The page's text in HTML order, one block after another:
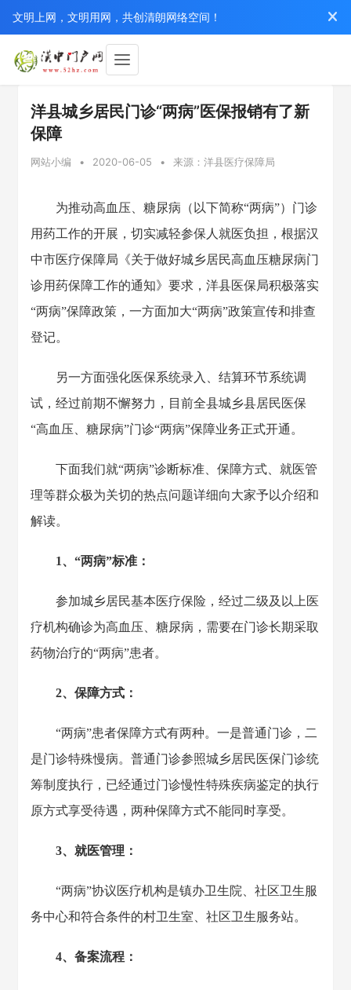
文明上网，文明用网，共创清朗网络空间！
洋县城乡居民门诊“两病”医保报销有了新
保障
网站小编 • 2020-06-05 • 来源：洋县医疗保障局
为推动高血压、糖尿病（以下简称“两病”）门诊
用药工作的开展，切实减轻参保人就医负担，根据汉
中市医疗保障局《关于做好城乡居民高血压糖尿病门
诊用药保障工作的通知》要求，洋县医保局积极落实
“两病”保障政策，一方面加大“两病”政策宣传和排查
登记。
另一方面强化医保系统录入、结算环节系统调
试，经过前期不懈努力，目前全县城乡县居民医保
“高血压、糖尿病”门诊“两病”保障业务正式开通。
下面我们就“两病”诊断标准、保障方式、就医管
理等群众极为关切的热点问题详细向大家予以介绍和
解读。
1、“两病”标准：
参加城乡居民基本医疗保险，经过二级及以上医
疗机构确诊为高血压、糖尿病，需要在门诊长期采取
药物治疗的“两病”患者。
2、保障方式：
“两病”患者保障方式有两种。一是普通门诊，二
是门诊特殊慢病。普通门诊参照城乡居民医保门诊统
筹制度执行，已经通过门诊慢性特殊疾病鉴定的执行
原方式享受待遇，两种保障方式不能同时享受。
3、就医管理：
“两病”协议医疗机构是镇办卫生院、社区卫生服
务中心和符合条件的村卫生室、社区卫生服务站。
4、备案流程：